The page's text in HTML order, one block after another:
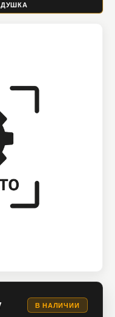
В НАЛИЧИИ